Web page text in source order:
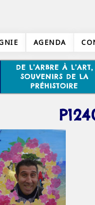
AGENDA
DE L’ARBRE À L’ART,
SOUVENIRS DE LA
PRÉHISTOIRE